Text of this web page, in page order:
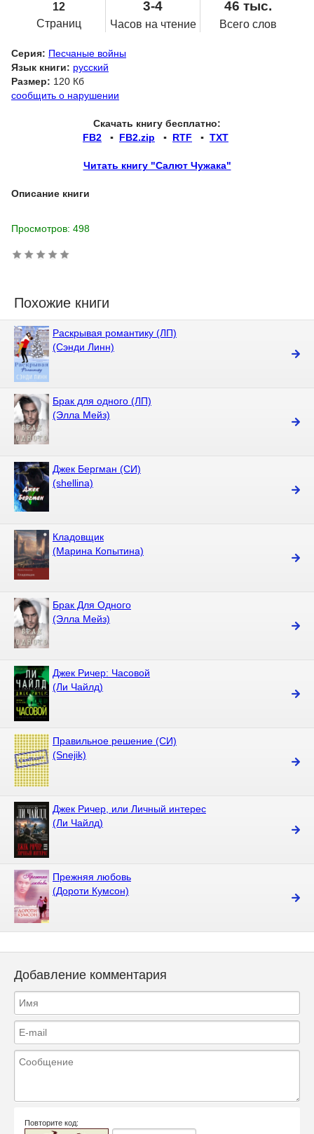
12
Страниц
3-4
Часов на чтение
46 тыс.
Всего слов
Серия: Песчаные войны
Язык книги: русский
Размер: 120 Кб
сообщить о нарушении
Скачать книгу бесплатно:
FB2 ▪ FB2.zip ▪ RTF ▪ TXT
Читать книгу "Салют Чужака"
Описание книги
Просмотров: 498
Похожие книги
Раскрывая романтику (ЛП)
(Сэнди Линн)
Брак для одного (ЛП)
(Элла Мейз)
Джек Бергман (СИ)
(shellina)
Кладовщик
(Марина Копытина)
Брак Для Одного
(Элла Мейз)
Джек Ричер: Часовой
(Ли Чайлд)
Правильное решение (СИ)
(Snejik)
Джек Ричер, или Личный интерес
(Ли Чайлд)
Прежняя любовь
(Дороти Кумсон)
Добавление комментария
Повторите код: